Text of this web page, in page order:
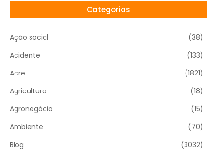
Categorias
Ação social
(38)
Acidente
(133)
Acre
(1821)
Agricultura
(18)
Agronegócio
(15)
Ambiente
(70)
Blog
(3032)